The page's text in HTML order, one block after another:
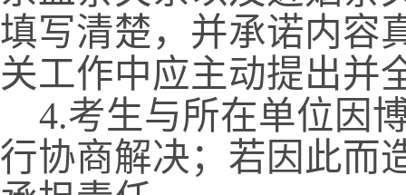
填写清楚，并承诺内容
关工作中应主动提出并
4.考生与所在单位因
行协商解决；若因此而